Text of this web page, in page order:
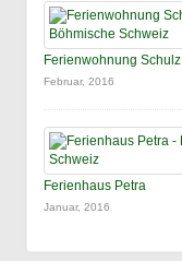
Ferienwohnung Schulz
Februar, 2016
Ferienhaus Petra
Januar, 2016